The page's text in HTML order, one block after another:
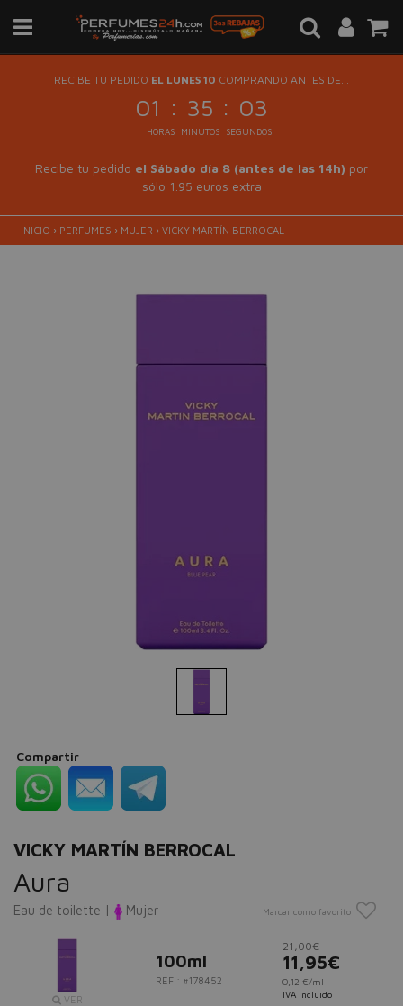
RECIBE TU PEDIDO EL LUNES 10 COMPRANDO ANTES DE...
01 : 35 : 03
HORAS MINUTOS SEGUNDOS
Recibe tu pedido el Sábado día 8 (antes de las 14h) por
sólo 1.95 euros extra
INICIO › PERFUMES › MUJER › VICKY MARTÍN BERROCAL
Compartir
VICKY MARTÍN BERROCAL
Aura
Eau de toilette | Mujer Marcar como favorito
VER
100ml
REF.: #178452
21,00€
11,95€
0,12 €/ml
IVA incluido